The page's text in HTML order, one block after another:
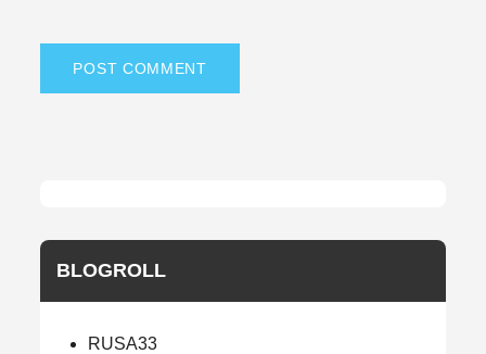
BLOGROLL
RUSA33